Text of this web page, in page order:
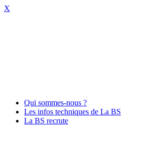
X
Qui sommes-nous ?
Les infos techniques de La BS
La BS recrute